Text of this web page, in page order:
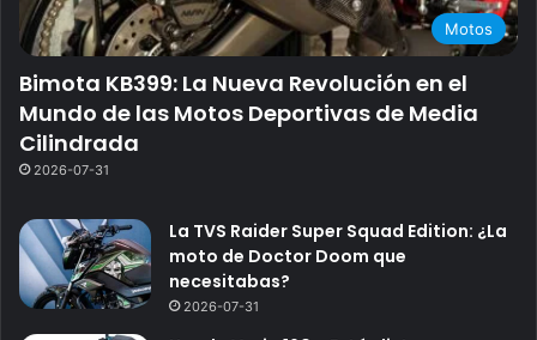
Motos
Bimota KB399: La Nueva Revolución en el
Mundo de las Motos Deportivas de Media
Cilindrada
2026-07-31
La TVS Raider Super Squad Edition: ¿La
moto de Doctor Doom que
necesitabas?
2026-07-31